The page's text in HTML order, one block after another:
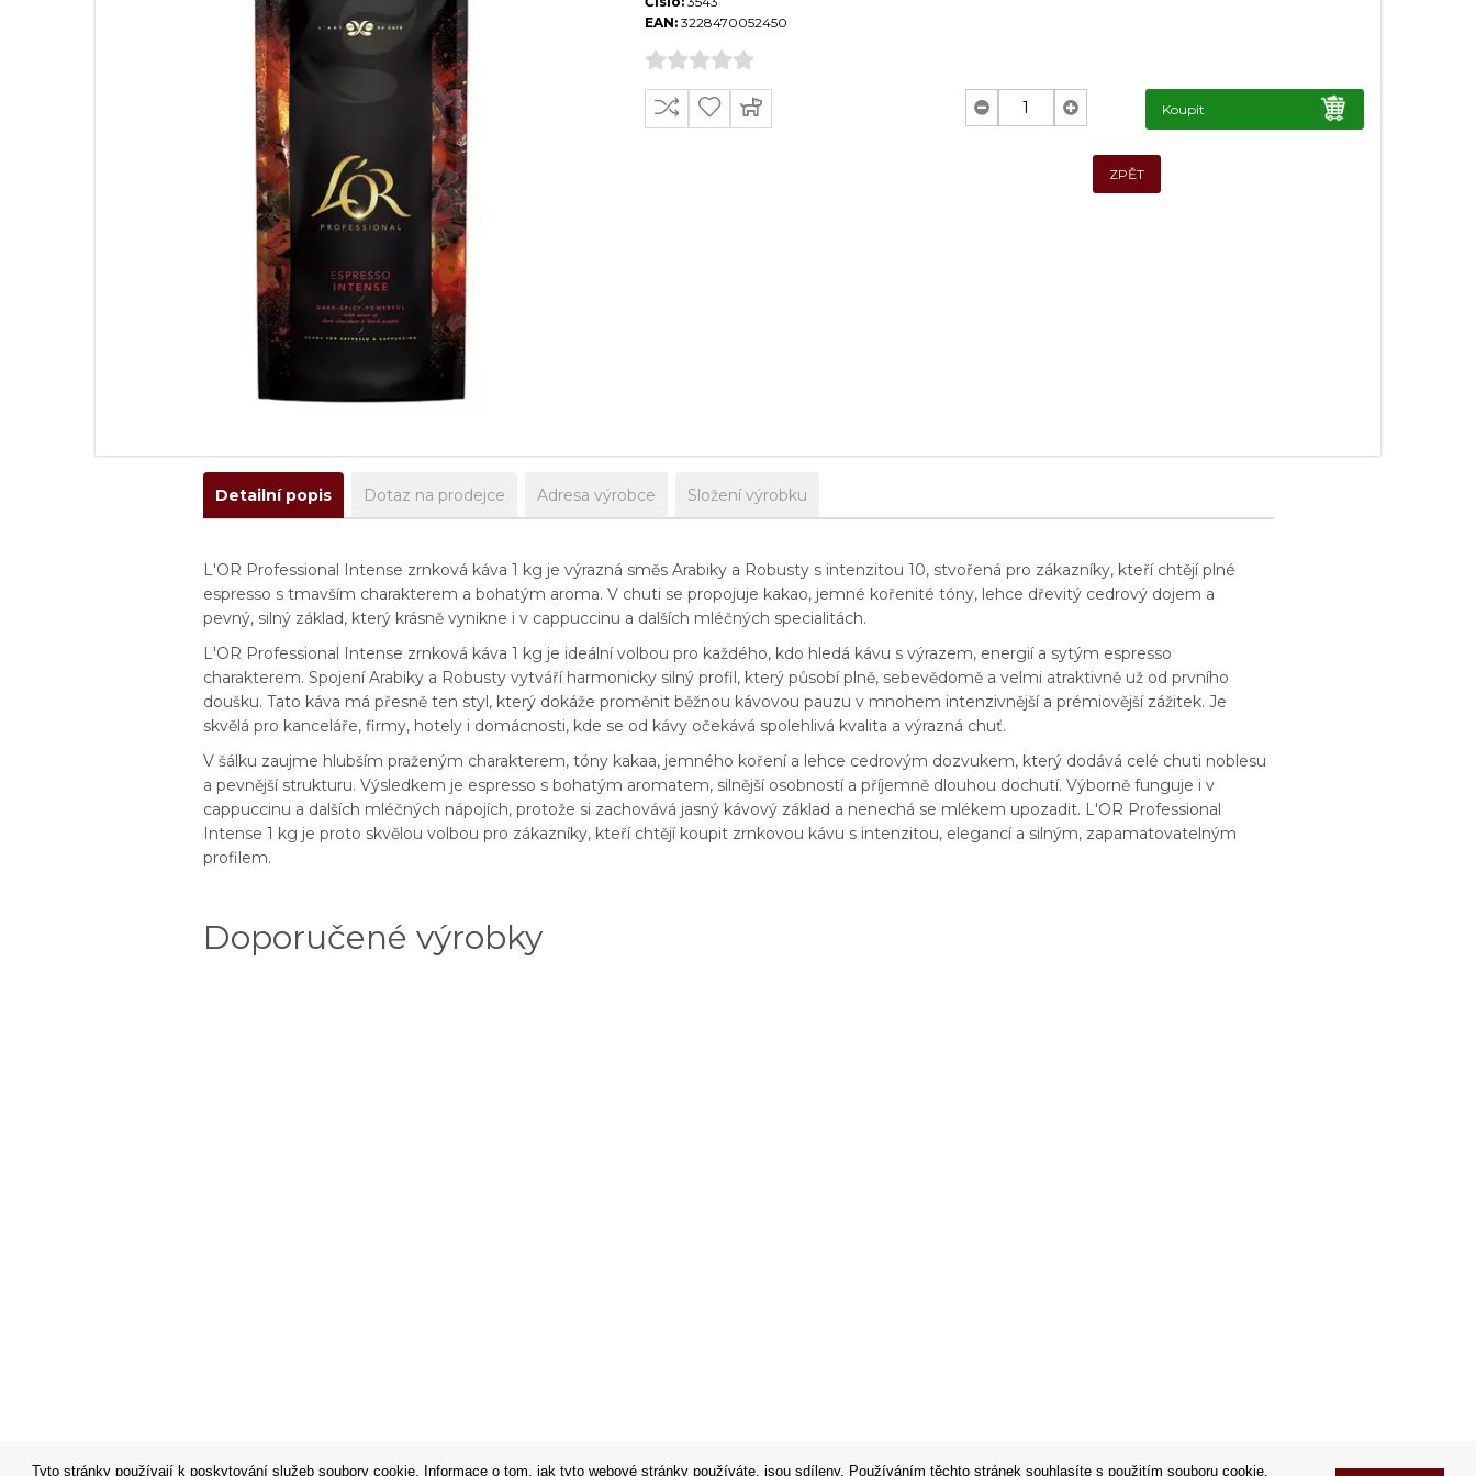
Tyto stránky používají k poskytování služeb soubory cookie. Informace o tom, jak tyto webové stránky používáte, jsou sdíleny. Používáním těchto stránek souhlasíte s použitím souboru cookie.
EAN: 3228470052450
Koupit
ZPĚT
Detailní popis Dotaz na prodejce Adresa výrobce Složení výrobku
L'OR Professional Intense zrnková káva 1 kg je výrazná směs Arabiky a Robusty s intenzitou 10, stvořená pro zákazníky, kteří chtějí plné
espresso s tmavším charakterem a bohatým aroma. V chuti se propojuje kakao, jemné kořenité tóny, lehce dřevitý cedrový dojem a
pevný, silný základ, který krásně vynikne i v cappuccinu a dalších mléčných specialitách.
L'OR Professional Intense zrnková káva 1 kg je ideální volbou pro každého, kdo hledá kávu s výrazem, energií a sytým espresso
charakterem. Spojení Arabiky a Robusty vytváří harmonicky silný profil, který působí plně, sebevědomě a velmi atraktivně už od prvního
doušku. Tato káva má přesně ten styl, který dokáže proměnit běžnou kávovou pauzu v mnohem intenzivnější a prémiovější zážitek. Je
skvělá pro kanceláře, firmy, hotely i domácnosti, kde se od kávy očekává spolehlivá kvalita a výrazná chuť.
V šálku zaujme hlubším praženým charakterem, tóny kakaa, jemného koření a lehce cedrovým dozvukem, který dodává celé chuti noblesu
a pevnější strukturu. Výsledkem je espresso s bohatým aromatem, silnější osobností a příjemně dlouhou dochutí. Výborně funguje i v
cappuccinu a dalších mléčných nápojích, protože si zachovává jasný kávový základ a nenechá se mlékem upozadit. L'OR Professional
Intense 1 kg je proto skvělou volbou pro zákazníky, kteří chtějí koupit zrnkovou kávu s intenzitou, elegancí a silným, zapamatovatelným
profilem.
Doporučené výrobky